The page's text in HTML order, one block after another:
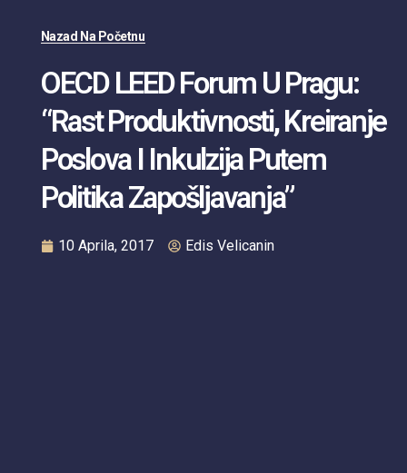
Nazad Na Početnu
OECD LEED Forum U Pragu:
“Rast Produktivnosti, Kreiranje
Poslova I Inkulzija Putem
Politika Zapošljavanja”
10 Aprila, 2017 Edis Velicanin